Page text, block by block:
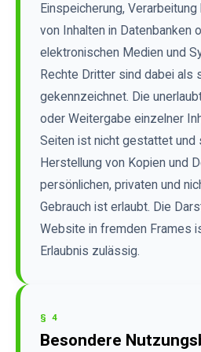
Einspeicherung,
von Inhalten in Datenbanken
elektronischen Medien und
Rechte Dritter sind dabei als
gekennzeichnet. Die
oder Weitergabe einzelner
Seiten ist nicht gestattet und
Herstellung von Kopien und
persönlichen, privaten und
Gebrauch ist erlaubt. Die
Website in fremden Frames
Erlaubnis zulässig.
§ 4
Besondere